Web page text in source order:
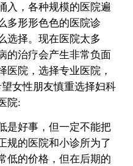
入，各种规模的医院遍
多形形色色的医院诊
选择。现在医院太多
的治疗会产生非常负面
医院，选择专业医院，
女性朋友慎重选择妇科
院:
好事，但一定不能把
规的医院和小诊所为了
低的价格，但在后期的